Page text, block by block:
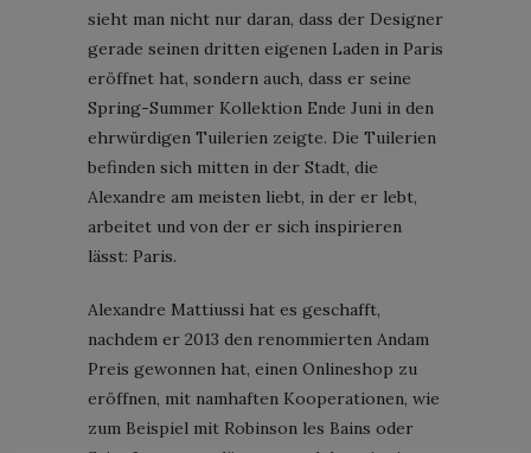
sieht man nicht nur daran, dass der Designer
gerade seinen dritten eigenen Laden in Paris
eröffnet hat, sondern auch, dass er seine
Spring-Summer Kollektion Ende Juni in den
ehrwürdigen Tuilerien zeigte. Die Tuilerien
befinden sich mitten in der Stadt, die
Alexandre am meisten liebt, in der er lebt,
arbeitet und von der er sich inspirieren
lässt: Paris.
Alexandre Mattiussi hat es geschafft,
nachdem er 2013 den renommierten Andam
Preis gewonnen hat, einen Onlineshop zu
eröffnen, mit namhaften Kooperationen, wie
zum Beispiel mit Robinson les Bains oder